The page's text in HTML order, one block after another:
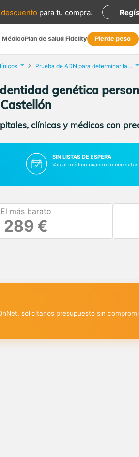
para tu compra.
MédicoPlan de salud Fidelity Pierde peso
Prueba de ADN para determinar la identidad genética personal
genética
Castellón
clínicas y médicos con
SIN LISTAS DE ESPERA
Vas al médico cuando lo necesitas
El más barato
289 €
solicítanos presupuesto sin